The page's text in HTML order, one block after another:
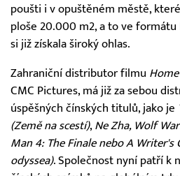
poušti i v opuštěném městě,
ploše 20.000 m2, a to ve
si již získala široký ohlas.
Zahraniční distributor filmu
CMC Pictures, má již za sebou
úspěšných čínských titulů, jako je
(Země na scestí), Ne Zha, Wolf
Man 4: The Finale nebo A Writer's
odyssea). Společnost nyní patří k